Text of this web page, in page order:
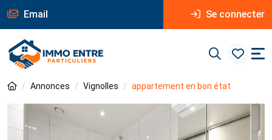
Email Se connecter
Annonces Vignolles appartement en bon état